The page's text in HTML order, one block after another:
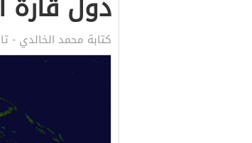
كتابة محمد الخالدي -